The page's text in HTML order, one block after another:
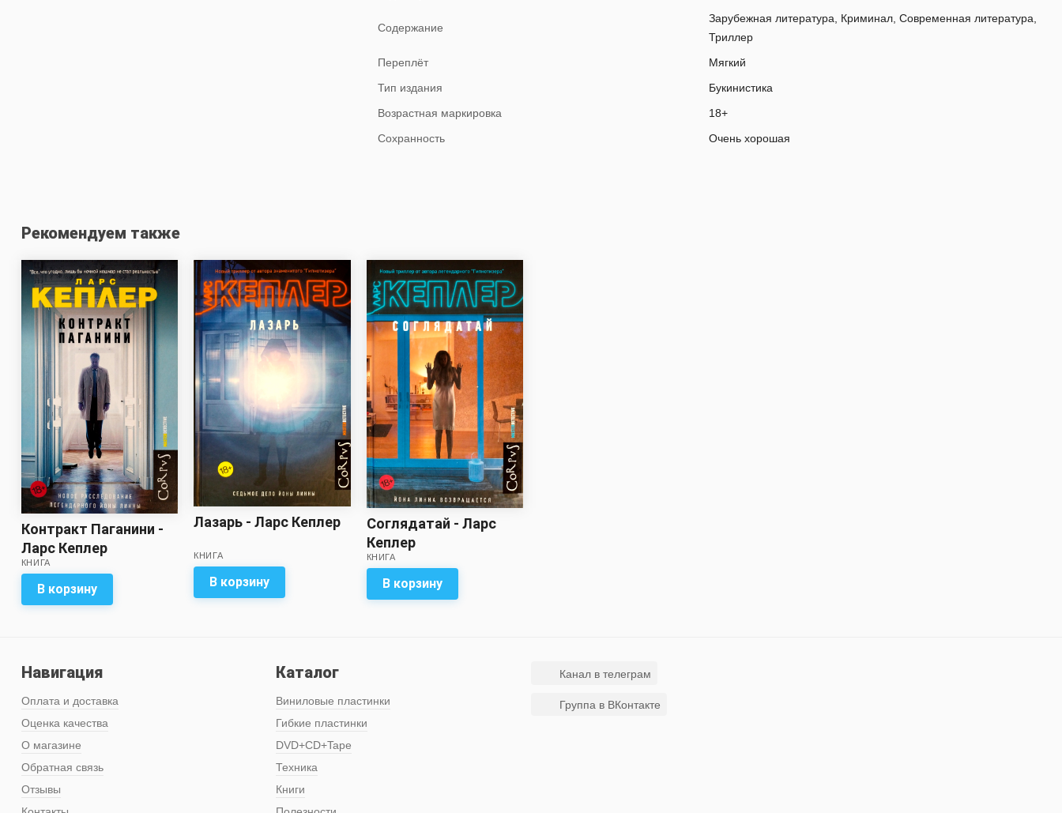
Содержание
Зарубежная литература, Криминал, Современная литература,
Триллер
Переплёт
Мягкий
Тип издания
Букинистика
Возрастная маркировка
18+
Сохранность
Очень хорошая
Рекомендуем также
Контракт Паганини -
Ларс Кеплер
КНИГА
В корзину
Лазарь - Ларс Кеплер
КНИГА
В корзину
Соглядатай - Ларс
Кеплер
КНИГА
В корзину
Навигация
Оплата и доставка
Оценка качества
О магазине
Обратная связь
Отзывы
Каталог
Виниловые пластинки
Гибкие пластинки
DVD+CD+Tape
Техника
Книги
Канал в телеграм
Группа в ВКонтакте